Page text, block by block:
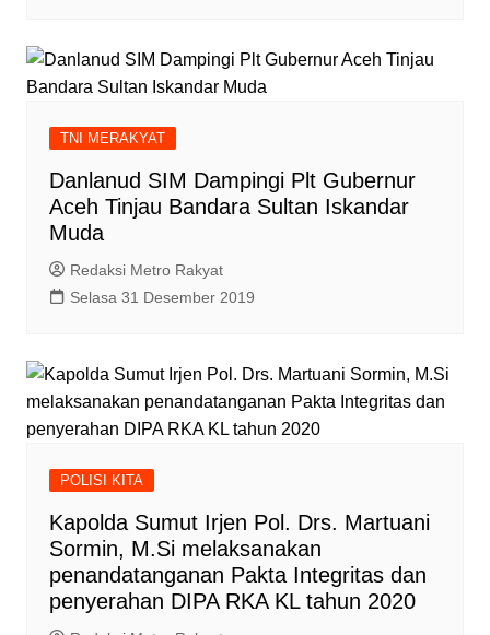
TNI MERAKYAT
Danlanud SIM Dampingi Plt Gubernur
Aceh Tinjau Bandara Sultan Iskandar
Muda
Redaksi Metro Rakyat
Selasa 31 Desember 2019
POLISI KITA
Kapolda Sumut Irjen Pol. Drs. Martuani
Sormin, M.Si melaksanakan
penandatanganan Pakta Integritas dan
penyerahan DIPA RKA KL tahun 2020